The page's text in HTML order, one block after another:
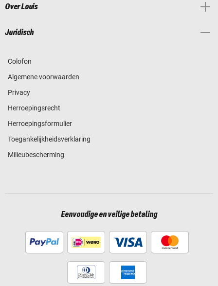
Over Louis
Juridisch
Colofon
Algemene voorwaarden
Privacy
Herroepingsrecht
Herroepingsformulier
Toegankelijkheidsverklaring
Milieubescherming
Eenvoudige en veilige betaling